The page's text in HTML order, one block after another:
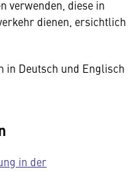
verwenden, diese in
dienen, ersichtlich
in Deutsch und Englisch
in der